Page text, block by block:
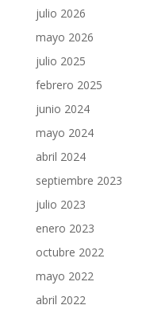
julio 2026
mayo 2026
julio 2025
febrero 2025
junio 2024
mayo 2024
abril 2024
septiembre 2023
julio 2023
enero 2023
octubre 2022
mayo 2022
abril 2022